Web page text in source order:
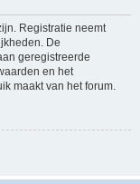
Registratie neemt
De
geregistreerde
en het
maakt van het forum.